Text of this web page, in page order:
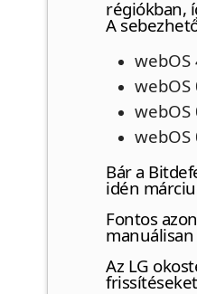
régiókban,
A
webOS
webOS
webOS
webOS
Bár a
idén
Fontos
Az LG